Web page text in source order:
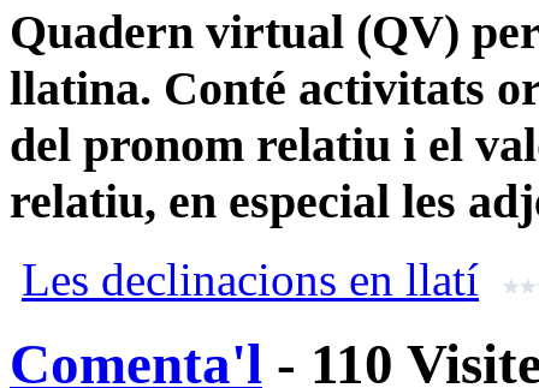
Quadern virtual (QV)
llatina. Conté activitats
del pronom relatiu i el
relatiu, en especial les
Les declinacions en llatí
Comenta'l - 110